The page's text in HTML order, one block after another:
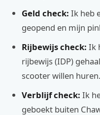
Geld check: Ik heb
geopend en mijn
Rijbewijs check: Ik
rijbewijs (IDP)
scooter willen huren.
Verblijf check: Ik
geboekt buiten